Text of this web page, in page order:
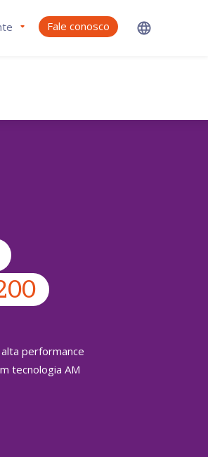
Fale conosco
performance
tecnologia AM